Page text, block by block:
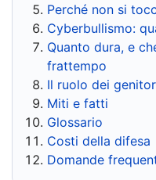
Perché non si
Cyberbullismo:
Quanto dura, e
frattempo
Il ruolo dei
Miti e fatti
Glossario
Costi della difesa
Domande